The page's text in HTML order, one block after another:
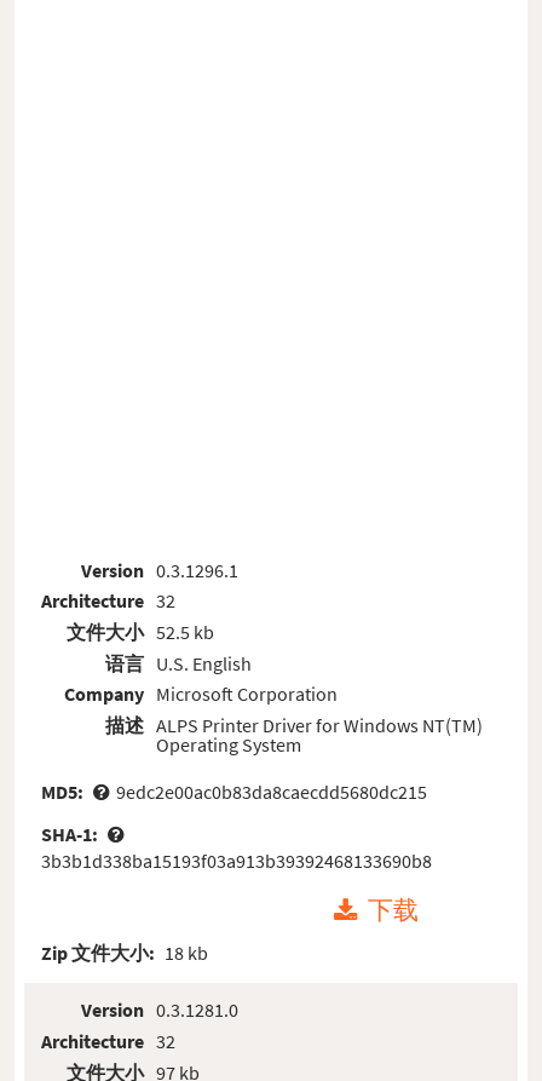
Version
Architecture
文件大小
语言
Company
描述
0.3.1296.1
32
52.5 kb
U.S. English
Microsoft Corporation
ALPS Printer Driver for Windows NT(TM)
Operating System
MD5:
9edc2e00ac0b83da8caecdd5680dc215
SHA-1:
3b3b1d338ba15193f03a913b39392468133690b8
下载
Zip 文件大小: 18 kb
Version
Architecture
文件大小
0.3.1281.0
32
97 kb